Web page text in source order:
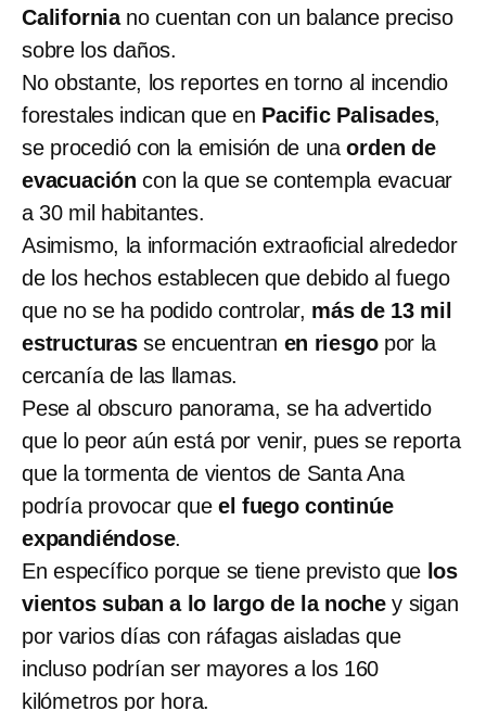
Californiano cuentan con un balance preciso
sobre los daños.
No obstante, los reportes en torno al incendio
forestales indican que en Pacific Palisades,
se procedió con la emisión de unaorden de
evacuación con la que se contempla evacuar
a 30 mil habitantes.
Asimismo, la información extraoficial alrededor
de los hechos establecen que debido al fuego
que no se ha podido controlar, más de 13 mil
estructurasse encuentran en riesgopor la
cercanía de las llamas.
Pese al obscuro panorama, se ha advertido
que lo peor aún está por venir, pues se reporta
que la tormenta de vientos de Santa Ana
podría provocar que el fuego continúe
expandiéndose.
En específico porque se tiene previsto que los
vientos suban a lo largo de la noche y sigan
por varios días con ráfagas aisladas que
incluso podrían ser mayores a los 160
kilómetros por hora.